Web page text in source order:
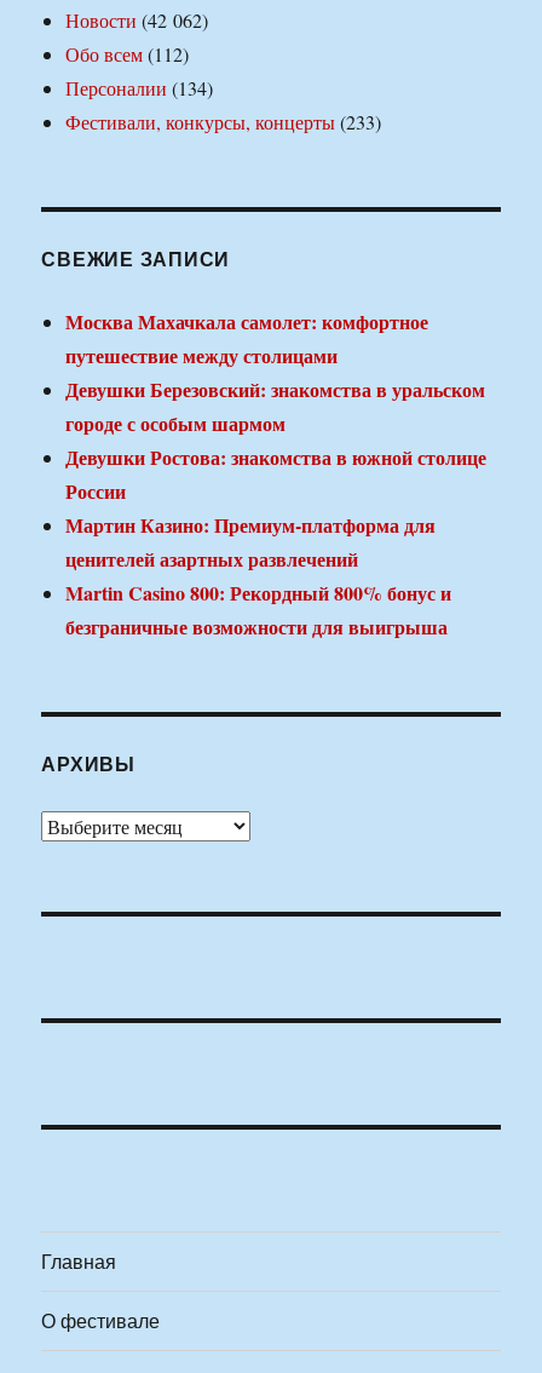
Новости (42 062)
Обо всем(112)
Персоналии (134)
Фестивали, конкурсы, концерты(233)
СВЕЖИЕ ЗАПИСИ
Москва Махачкала самолет: комфортное
путешествие между столицами
Девушки Березовский: знакомства в уральском
городе с особым шармом
Девушки Ростова: знакомства в южной столице
России
Мартин Казино: Премиум-платформа для
ценителей азартных развлечений
Martin Casino 800: Рекордный 800% бонус и
безграничные возможности для выигрыша
АРХИВЫ
Архивы
Главная
О фестивале